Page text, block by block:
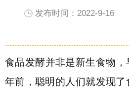
发布时间：2022-9-16
食品发酵并非是新生食物，
年前，聪明的人们就发现了